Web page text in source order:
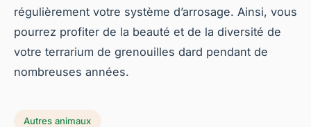
régulièrement votre système d’arrosage. Ainsi, vous
pourrez profiter de la beauté et de la diversité de
votre terrarium de grenouilles dard pendant de
nombreuses années.
Autres animaux